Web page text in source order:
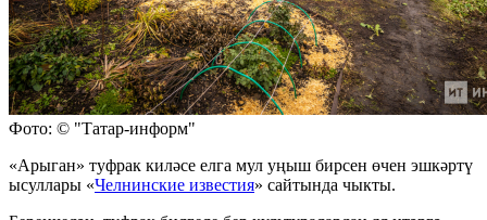
Фото: © "Татар-информ"
«Арыган» туфрак киләсе елга мул уңыш бирсен өчен эшкәртү
ысуллары «Челнинские известия» сайтында чыкты.